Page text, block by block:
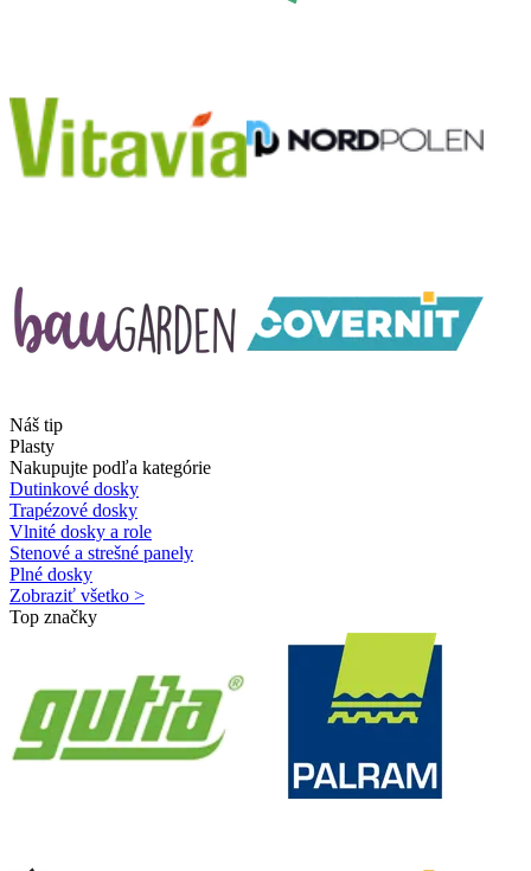
Náš tip
Plasty
Nakupujte podľa kategórie
Dutinkové dosky
Trapézové dosky
Vlnité dosky a role
Stenové a strešné panely
Plné dosky
Zobraziť všetko >
Top značky